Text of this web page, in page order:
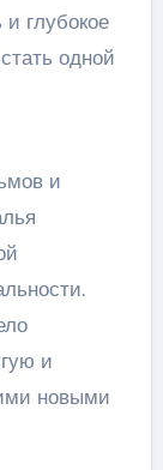
глубокое
одной
и
и
новыми